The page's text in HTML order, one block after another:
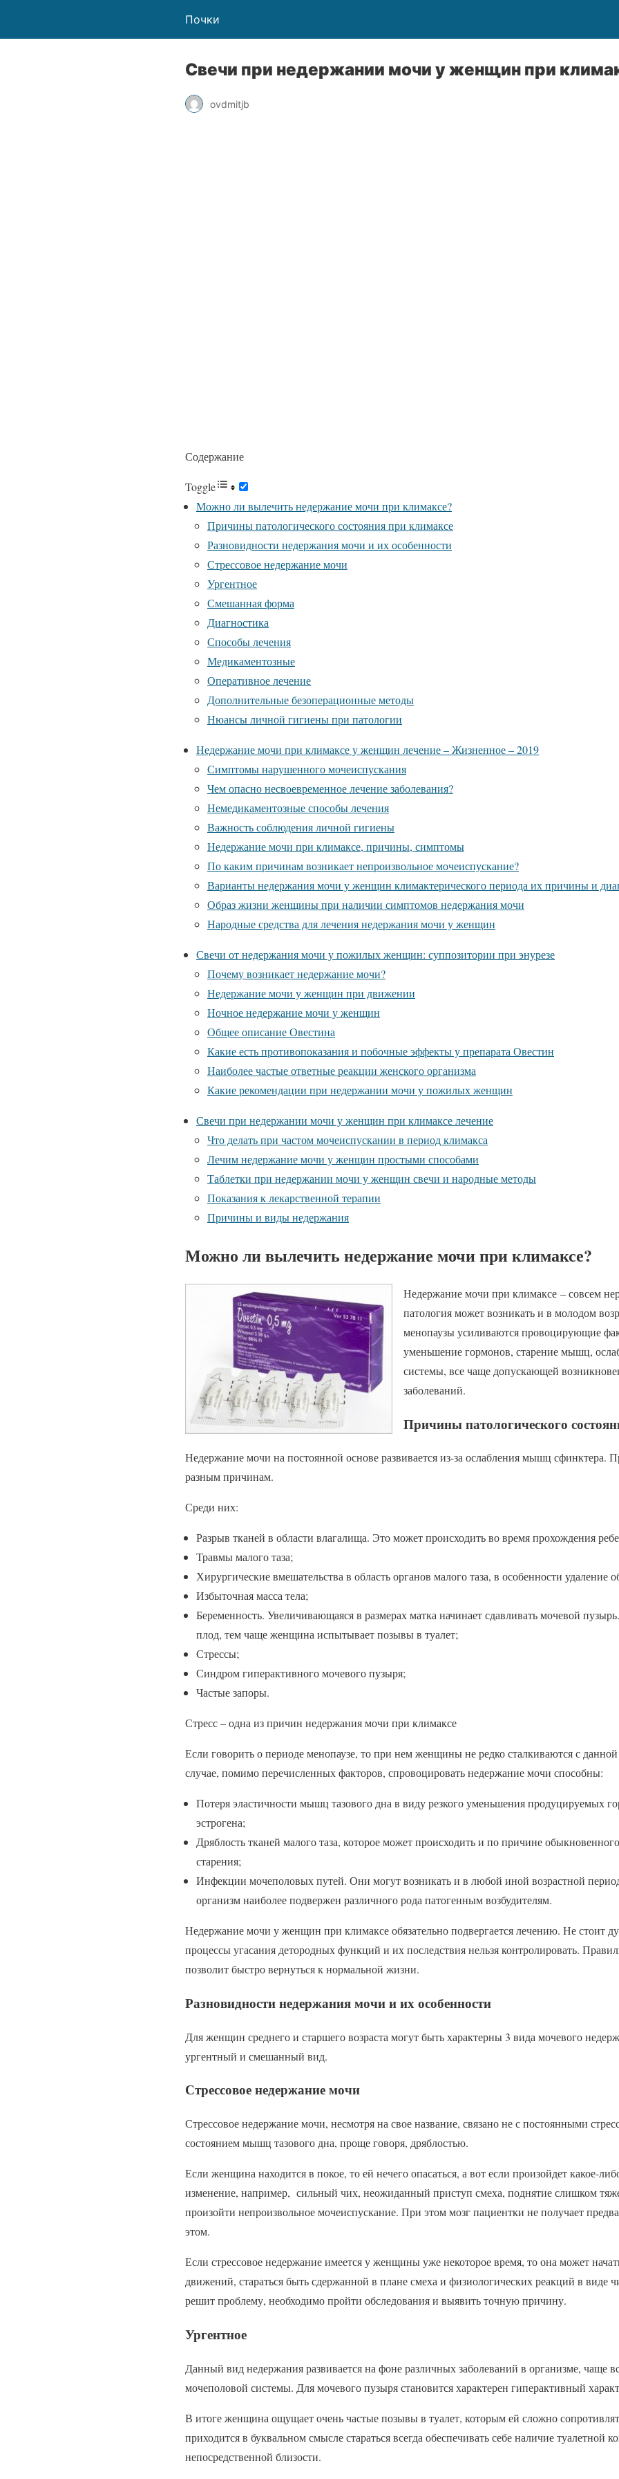
Почки
Свечи при недержании мочи у женщин при
ovdmitjb
Содержание
Toggle
Можно ли вылечить недержание мочи при климаксе?
Причины патологического состояния при климаксе
Разновидности недержания мочи и их особенности
Стрессовое недержание мочи
Ургентное
Смешанная форма
Диагностика
Способы лечения
Медикаментозные
Оперативное лечение
Дополнительные безоперационные методы
Нюансы личной гигиены при патологии
Недержание мочи при климаксе у женщин лечение – Жизненное – 2019
Симптомы нарушенного мочеиспускания
Чем опасно несвоевременное лечение заболевания?
Немедикаментозные способы лечения
Важность соблюдения личной гигиены
Недержание мочи при климаксе, причины, симптомы
По каким причинам возникает непроизвольное мочеиспускание?
Варианты недержания мочи у женщин климактерического периода их причины и
Образ жизни женщины при наличии симптомов недержания мочи
Народные средства для лечения недержания мочи у женщин
Свечи от недержания мочи у пожилых женщин: суппозитории при энурезе
Почему возникает недержание мочи?
Недержание мочи у женщин при движении
Ночное недержание мочи у женщин
Общее описание Овестина
Какие есть противопоказания и побочные эффекты у препарата Овестин
Наиболее частые ответные реакции женского организма
Какие рекомендации при недержании мочи у пожилых женщин
Свечи при недержании мочи у женщин при климаксе лечение
Что делать при частом мочеиспускании в период климакса
Лечим недержание мочи у женщин простыми способами
Таблетки при недержании мочи у женщин свечи и народные методы
Показания к лекарственной терапии
Причины и виды недержания
Можно ли вылечить недержание мочи при климаксе?
Недержание мочи при климаксе – совсем
патология может возникать и в молодом
менопаузы усиливаются провоцирующие
уменьшение гормонов, старение мышц,
системы, все чаще допускающей
заболеваний.
Причины патологического
Недержание мочи на постоянной основе развивается из-за ослабления мышц сфинктера.
разным причинам.
Среди них:
Разрыв тканей в области влагалища. Это может происходить во время прохождения
Травмы малого таза;
Хирургические вмешательства в область органов малого таза, в особенности удаление
Избыточная масса тела;
Беременность. Увеличивающаяся в размерах матка начинает сдавливать мочевой
плод, тем чаще женщина испытывает позывы в туалет;
Стрессы;
Синдром гиперактивного мочевого пузыря;
Частые запоры.
Стресс – одна из причин недержания мочи при климаксе
Если говорить о периоде менопаузе, то при нем женщины не редко сталкиваются с
случае, помимо перечисленных факторов, спровоцировать недержание мочи способны:
Потеря эластичности мышц тазового дна в виду резкого уменьшения продуцируемых
эстрогена;
Дряблость тканей малого таза, которое может происходить и по причине
старения;
Инфекции мочеполовых путей. Они могут возникать и в любой иной возрастной
организм наиболее подвержен различного рода патогенным возбудителям.
Недержание мочи у женщин при климаксе обязательно подвергается лечению. Не стоит
процессы угасания детородных функций и их последствия нельзя контролировать.
позволит быстро вернуться к нормальной жизни.
Разновидности недержания мочи и их особенности
Для женщин среднего и старшего возраста могут быть характерны 3 вида мочевого
ургентный и смешанный вид.
Стрессовое недержание мочи
Стрессовое недержание мочи, несмотря на свое название, связано не с постоянными
состоянием мышц тазового дна, проще говоря, дряблостью.
Если женщина находится в покое, то ей нечего опасаться, а вот если произойдет какое-
изменение, например, сильный чих, неожиданный приступ смеха, поднятие слишком
произойти непроизвольное мочеиспускание. При этом мозг пациентки не получает
этом.
Если стрессовое недержание имеется у женщины уже некоторое время, то она может
движений, стараться быть сдержанной в плане смеха и физиологических реакций в виде
решит проблему, необходимо пройти обследования и выявить точную причину.
Ургентное
Данный вид недержания развивается на фоне различных заболеваний в организме, чаще
мочеполовой системы. Для мочевого пузыря становится характерен гиперактивный
В итоге женщина ощущает очень частые позывы в туалет, которым ей сложно
приходится в буквальном смысле стараться всегда обеспечивать себе наличие туалетной
непосредственной близости.